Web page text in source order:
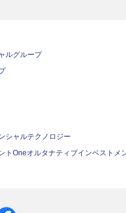
ルグループ
シャルテクノロジー
トOneオルタナティブインベストメ